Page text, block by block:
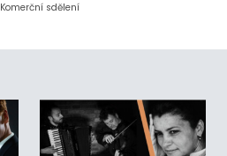
Komerční sdělení